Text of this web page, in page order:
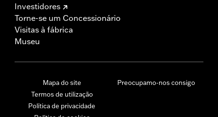
Investidores
Torne-se um Concessionário
Visitas à fábrica
Museu
Mapa do site
Termos de utilização
Política de privacidade
Preocupamo-nos consigo